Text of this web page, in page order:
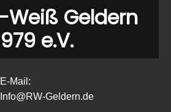
Weiß Geldern
e.V.
E-Mail:
Info@RW-Geldern.de